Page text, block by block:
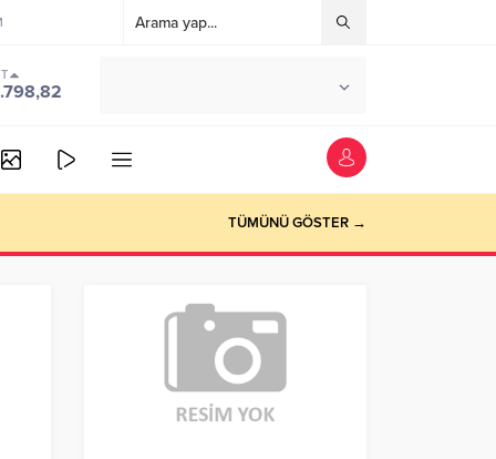
TÜMÜNÜ GÖSTER →